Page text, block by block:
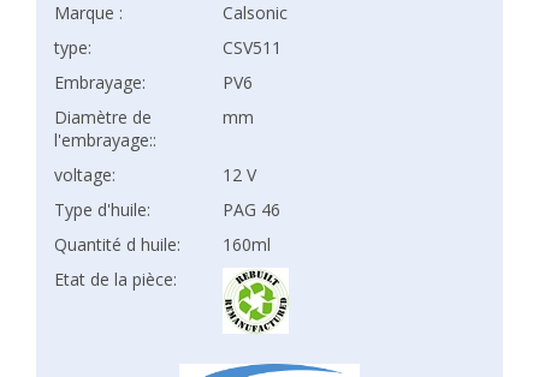
Marque :
Calsonic
type:
CSV511
Embrayage:
PV6
Diamètre de
l'embrayage::
mm
voltage:
12 V
Type d'huile:
PAG 46
Quantité d huile:
160ml
Etat de la pièce: